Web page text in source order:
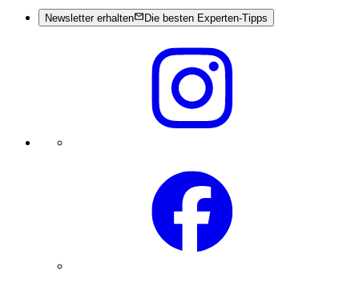
Newsletter erhalten Die besten Experten-Tipps